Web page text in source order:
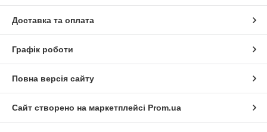
Доставка та оплата
Графік роботи
Повна версія сайту
Сайт створено на маркетплейсі Prom.ua